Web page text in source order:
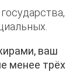
ваш
менее трёх